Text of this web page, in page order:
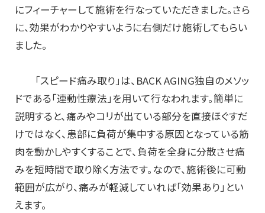
にフィーチャーして施術を行なっていただきました。さら
に、効果がわかりやすいように右側だけ施術してもらい
ました。
「スピード痛み取り」は、BACK AGING独自のメソッ
ドである「連動性療法」を用いて行なわれます。簡単に
説明すると、痛みやコリが出ている部分を直接ほぐすだ
けではなく、患部に負荷が集中する原因となっている筋
肉を動かしやすくすることで、負荷を全身に分散させ痛
みを短時間で取り除く方法です。なので、施術後に可動
範囲が広がり、痛みが軽減していれば「効果あり」とい
えます。